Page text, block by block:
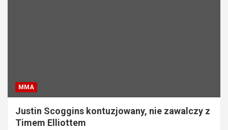
MMA
Justin Scoggins kontuzjowany, nie zawalczy z
Timem Elliottem